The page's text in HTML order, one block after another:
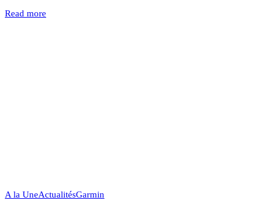
Read more
A la UneActualitésGarmin